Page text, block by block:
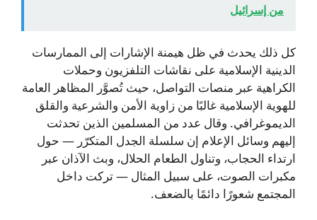
من إسرائيل
كل ذلك يحدث في ظل هيمنة الإشارات إلى الممارسات
الدينية الإسلامية على نقاشات التلفزيون وحملات
الكراهية عبر منصات التواصل، حيث تُصوَّر المظاهر العامة
للهوية الإسلامية غالبًا من زاوية الأمن والشرعية والقلق
الديموغرافي. وقال عدد من المسلمين الذين تحدثت
إليهم وسائل الإعلام إن سلسلة الجدل المتكرّر — حول
ارتداء الحجاب، وتناول الطعام الحلال، وبث الآذان عبر
مكبرات الصوت، على سبيل المثال — تركت داخل
المجتمع شعورًا دائمًا بالضعف.